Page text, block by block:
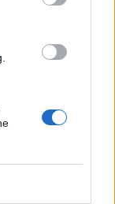
το
του AI